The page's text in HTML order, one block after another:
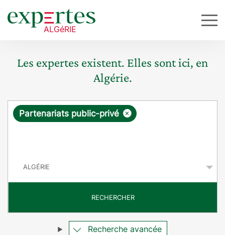
Les expertes existent. Elles sont ici, en
Algérie.
R
ê
e
×
Partenariats public-privé
RECHERCHER
Recherche avancée